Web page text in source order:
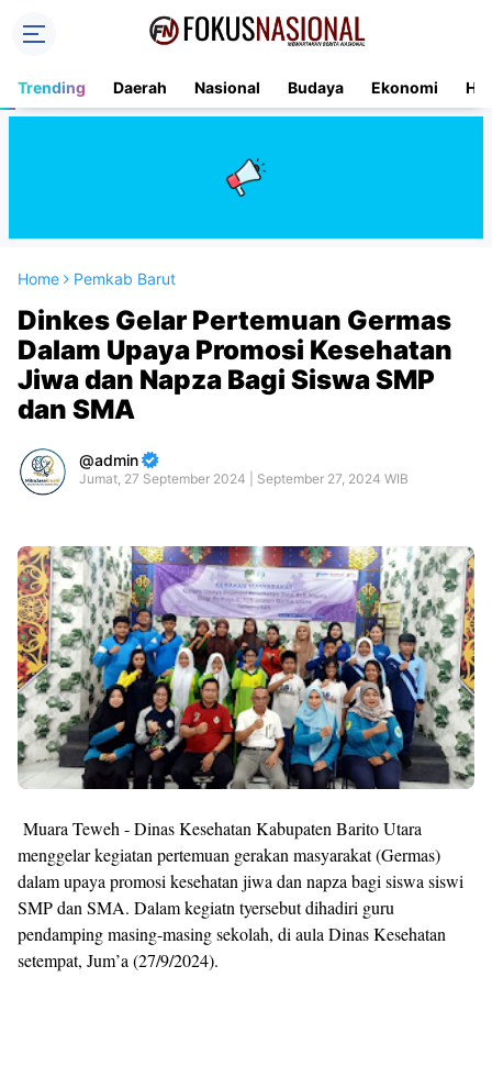
Trending Daerah Nasional Budaya Ekonomi
Home Pemkab Barut
Dinkes Gelar Pertemuan Germas
Dalam Upaya Promosi Kesehatan
Jiwa dan Napza Bagi Siswa SMP
dan SMA
admin
Jumat, 27 September 2024 | September 27, 2024 WIB
Muara Teweh - Dinas Kesehatan Kabupaten Barito Utara
menggelar kegiatan pertemuan gerakan masyarakat (Germas)
dalam upaya promosi kesehatan jiwa dan napza bagi siswa siswi
SMP dan SMA. Dalam kegiatn tyersebut dihadiri guru
pendamping masing-masing sekolah, di aula Dinas Kesehatan
setempat, Jum’a (27/9/2024).